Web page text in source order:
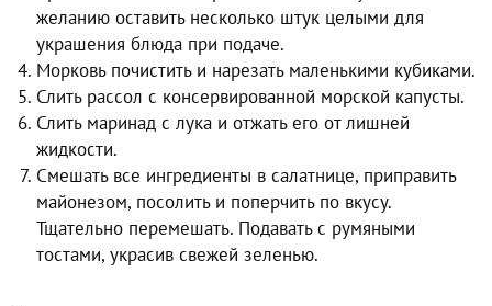
желанию оставить несколько штук целыми для
украшения блюда при подаче.
Морковь почистить и нарезать маленькими кубиками.
Слить рассол с консервированной морской капусты.
Слить маринад с лука и отжать его от лишней
жидкости.
Смешать все ингредиенты в салатнице, приправить
майонезом, посолить и поперчить по вкусу.
Тщательно перемешать. Подавать с румяными
тостами, украсив свежей зеленью.